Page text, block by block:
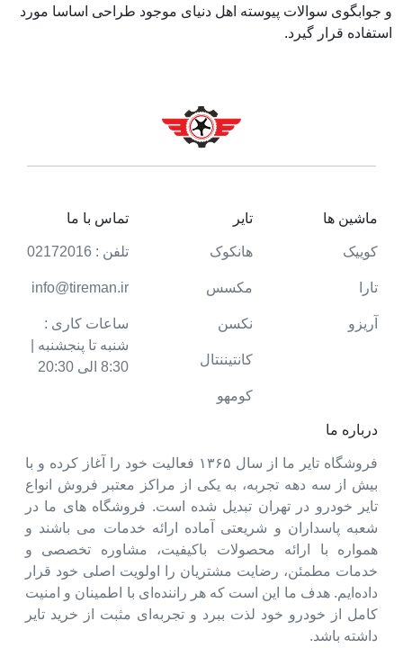
و جوابگوی سوالات پیوسته اهل دنیای موجود طراحی اساسا مورد
استفاده قرار گیرد.
درباره ما
فروشگاه تایر ما از سال ۱۳۶۵ فعالیت خود را آغاز کرده و با
بیش از سه دهه تجربه، به یکی از مراکز معتبر فروش انواع
تایر خودرو در تهران تبدیل شده است. فروشگاه های ما در
شعبه پاسداران و شریعتی آماده ارائه خدمات می باشند و
همواره با ارائه محصولات باکیفیت، مشاوره تخصصی و
خدمات مطمئن، رضایت مشتریان را اولویت اصلی خود قرار
داده‌ایم. هدف ما این است که هر راننده‌ای با اطمینان و امنیت
کامل از خودرو خود لذت ببرد و تجربه‌ای مثبت از خرید تایر
داشته باشد.
ماشین ها
کوییک
تارا
آریزو
تایر
هانکوک
مکسس
نکسن
کانتیننتال
کومهو
تماس با ما
تلفن : 02172016
info@tireman.ir
ساعات کاری :
شنبه تا پنجشنبه |
8:30 الی 20:30